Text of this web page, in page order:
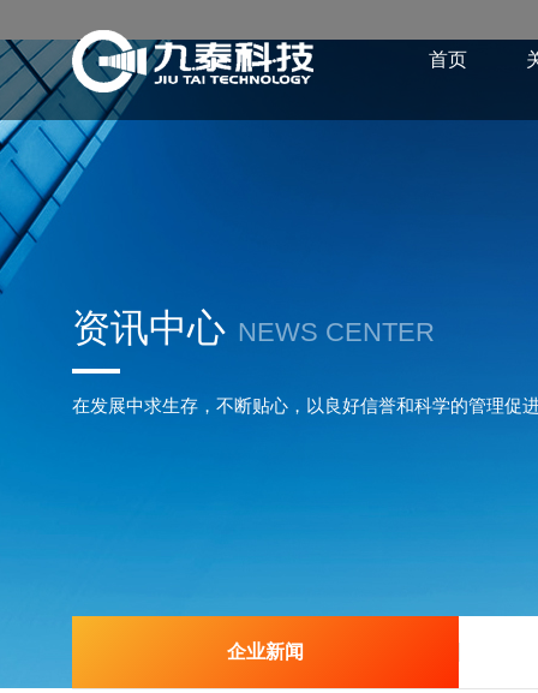
首页
资讯中心 NEWS CENTER
在发展中求生存，不断贴心，以良好信誉和科学的管理促
企业新闻